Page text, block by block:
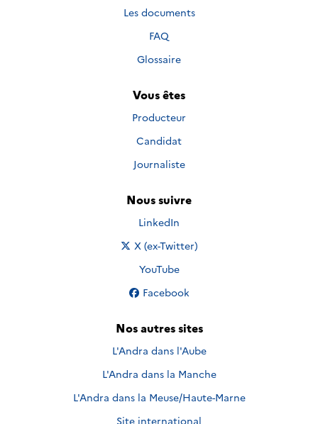
Les documents
FAQ
Glossaire
Vous êtes
Producteur
Candidat
Journaliste
Nous suivre
Nous suivre sur
LinkedIn
Nous suivre sur
X (ex-Twitter)
Nous suivre sur
YouTube
Nous suivre sur
Facebook
Nos autres sites
L'Andra dans l'Aube
L'Andra dans la Manche
L'Andra dans la Meuse/Haute-Marne
Site international